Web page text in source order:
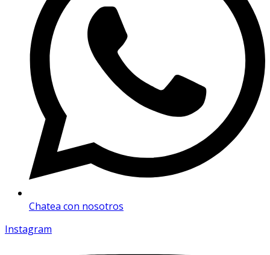
Chatea con nosotros
Instagram